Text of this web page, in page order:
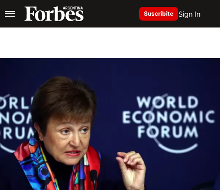
Suscribite Sign In